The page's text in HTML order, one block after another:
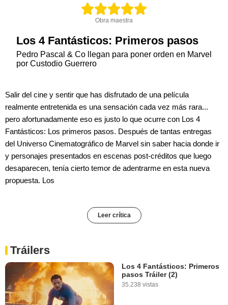
Obra maestra
Los 4 Fantásticos: Primeros pasos
Pedro Pascal & Co llegan para poner orden en Marvel
por Custodio Guerrero
Salir del cine y sentir que has disfrutado de una película
realmente entretenida es una sensación cada vez más rara...
pero afortunadamente eso es justo lo que ocurre con Los 4
Fantásticos: Los primeros pasos. Después de tantas entregas
del Universo Cinematográfico de Marvel sin saber hacia donde ir
y personajes presentados en escenas post-créditos que luego
desaparecen, tenía cierto temor de adentrarme en esta nueva
propuesta. Los
Leer crítica
Tráilers
Los 4 Fantásticos: Primeros
pasos Tráiler (2)
35.238 vistas